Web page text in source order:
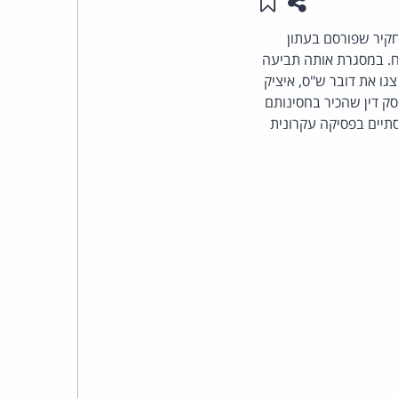
תחקיר שפורסם בעתון
מכנופיות הפשע בישראל. סכום התביעה = 2.65 מיליון ש"ח. במסגרת אותה תביעה
את דובר ש"ס, איציק
דין שהכיר בחסינותם
בפסיקה עקרונית